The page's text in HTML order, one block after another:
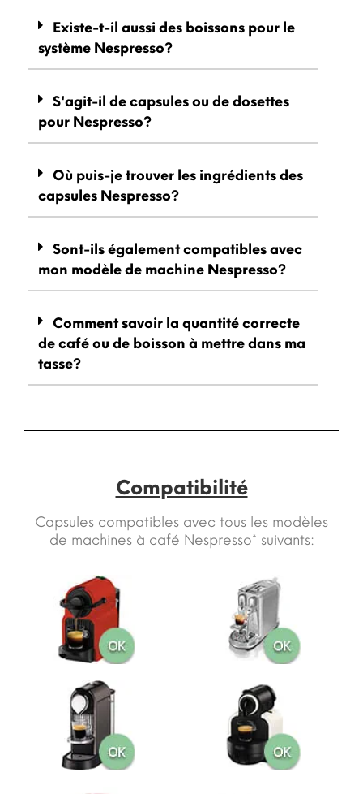
Existe-t-il aussi des boissons pour le
système Nespresso?
S'agit-il de capsules ou de dosettes
pour Nespresso?
Où puis-je trouver les ingrédients des
capsules Nespresso?
Sont-ils également compatibles avec
mon modèle de machine Nespresso?
Comment savoir la quantité correcte
de café ou de boisson à mettre dans ma
tasse?
Compatibilité
Capsules compatibles avec tous les modèles
de machines à café Nespresso* suivants: